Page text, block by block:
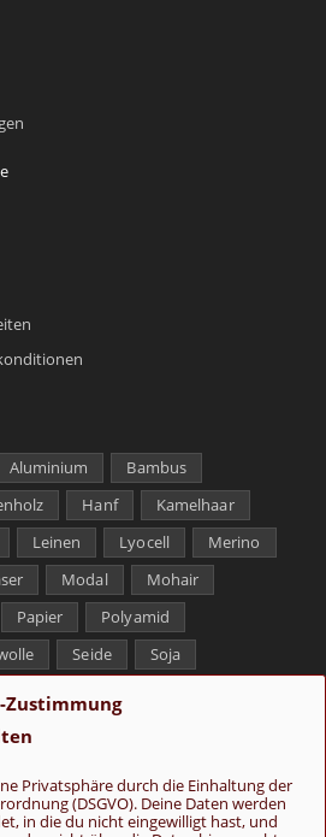
Zustimmung
Privatsphäre durch die Einhaltung der
(DSGVO). Deine Daten werden
in die du nicht eingewilligt hast, und
Aluminium
Bambus
Hanf
Kamelhaar
Leinen Lyocell
Merino
Modal
Mohair
Papier
Polyamid
Seide
Soja